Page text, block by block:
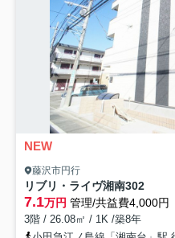
NEW
藤沢市円行
リブリ・ライヴ湘南302
7.1万円 管理/共益費4,000円
3階 / 26.08㎡ / 1K /築8年